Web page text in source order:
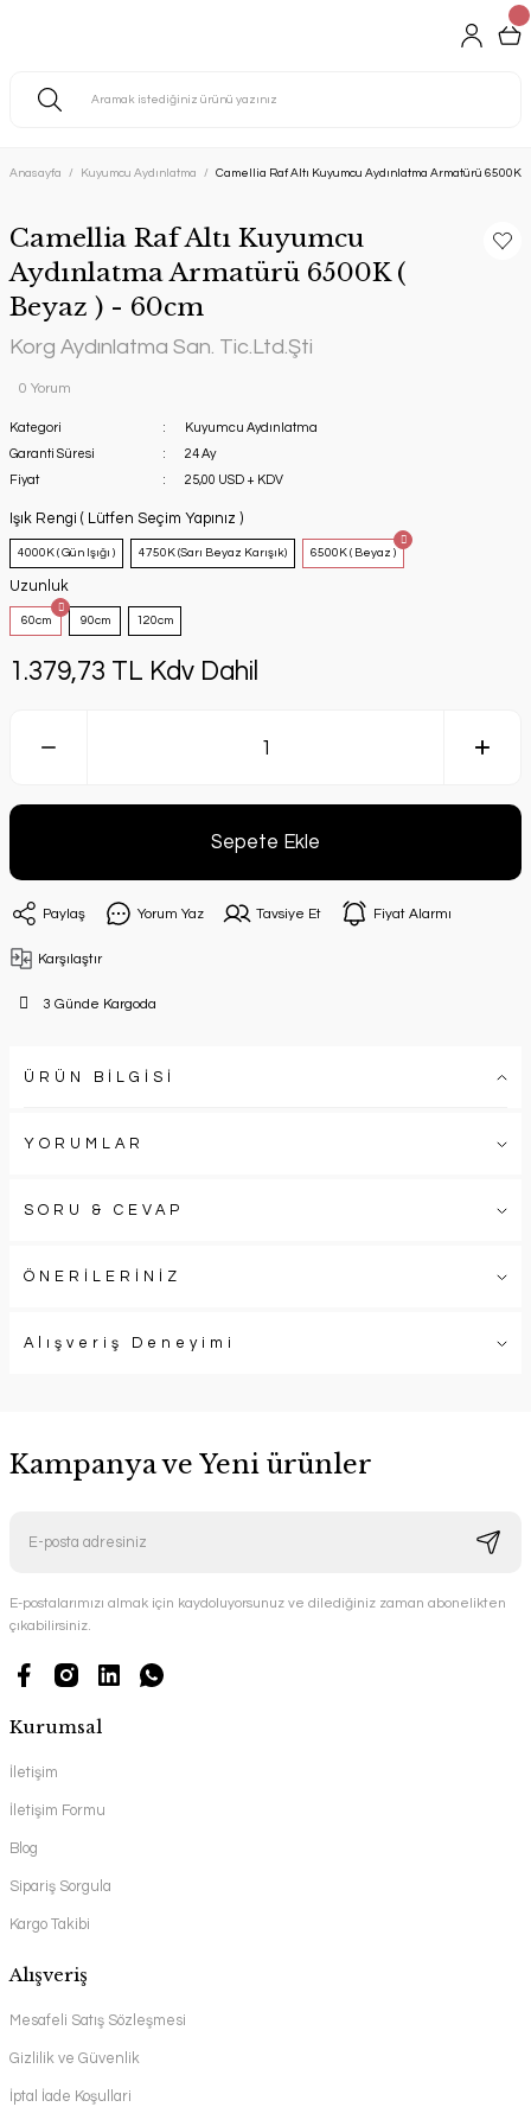
Anasayfa Kuyumcu Aydınlatma Camellia Raf Altı Kuyumcu Aydınlatma Armatürü 6500K (
Camellia Raf Altı Kuyumcu
Aydınlatma Armatürü 6500K (
Beyaz ) - 60cm
Korg Aydınlatma San. Tic.Ltd.Şti
0 Yorum
Kategori
Kuyumcu Aydınlatma
Garanti Süresi
24 Ay
Fiyat
25,00 USD + KDV
Işık Rengi ( Lütfen Seçim Yapınız )
4000K ( Gün Işığı ) 4750K (Sarı Beyaz Karışık) 6500K ( Beyaz )
Uzunluk
60cm 90cm 120cm
1.379,73 TL Kdv Dahil
Sepete Ekle
Paylaş Yorum Yaz Tavsiye Et Fiyat Alarmı
Karşılaştır
3 Günde Kargoda
ÜRÜN BİLGİSİ
YORUMLAR
SORU & CEVAP
ÖNERİLERİNİZ
Alışveriş Deneyimi
Kampanya ve Yeni ürünler
E-postalarımızı almak için kaydoluyorsunuz ve dilediğiniz zaman abonelikten
çıkabilirsiniz.
Kurumsal
İletişim
İletişim Formu
Blog
Sipariş Sorgula
Kargo Takibi
Alışveriş
Mesafeli Satış Sözleşmesi
Gizlilik ve Güvenlik
İptal İade Koşullari